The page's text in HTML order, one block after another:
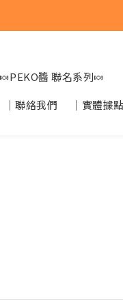
🍬PEKO醬 聯名系列🍬
｜聯絡我們 ｜實體據點